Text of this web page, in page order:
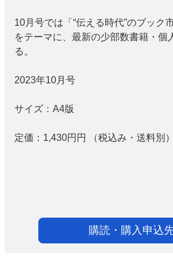
10月号では「“伝える時代”のブック
をテーマに、最新の少部数書籍・個
る。
2023年10月号
サイズ： A4版
定価： 1,430円 円 （税込み・送料別）
購読・購入申込